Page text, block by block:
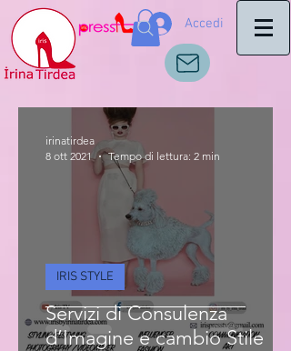
Accedi
Servizi di Consulenza
d’Imagine e cambio Stile
IRIS STYLE
irinatirdea
8 ott 2021
Tempo di lettura: 2 min